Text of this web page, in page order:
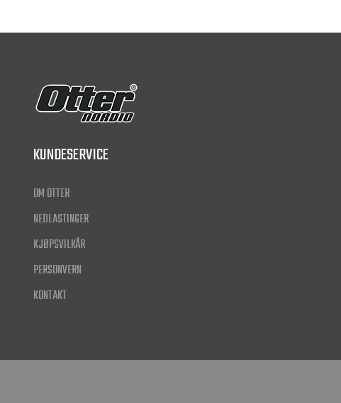
KUNDESERVICE
OM OTTER
NEDLASTINGER
KJØPSVILKÅR
PERSONVERN
KONTAKT